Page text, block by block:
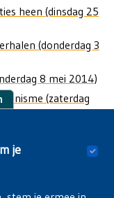
heen (dinsdag 25
(donderdag 3
8 mei 2014)
(zaterdag
in
je